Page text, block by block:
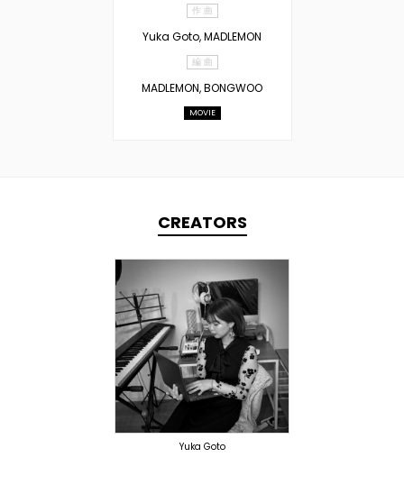
作 曲
Yuka Goto, MADLEMON
編 曲
MADLEMON, BONGWOO
MOVIE
CREATORS
TOPLINER
LYRICIST
DOMESTICS
Yuka Goto